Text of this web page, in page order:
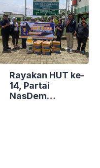
Rayakan HUT ke-
14, Partai
NasDem